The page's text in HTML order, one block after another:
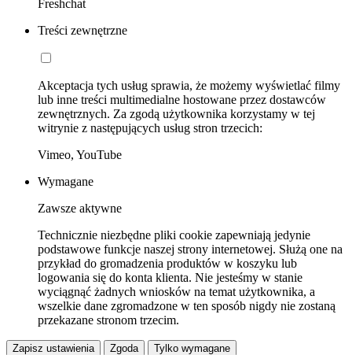
Freshchat
Treści zewnętrzne
Akceptacja tych usług sprawia, że możemy wyświetlać filmy
lub inne treści multimedialne hostowane przez dostawców
zewnętrznych. Za zgodą użytkownika korzystamy w tej
witrynie z następujących usług stron trzecich:
Vimeo, YouTube
Wymagane
Zawsze aktywne
Technicznie niezbędne pliki cookie zapewniają jedynie
podstawowe funkcje naszej strony internetowej. Służą one na
przykład do gromadzenia produktów w koszyku lub
logowania się do konta klienta. Nie jesteśmy w stanie
wyciągnąć żadnych wniosków na temat użytkownika, a
wszelkie dane zgromadzone w ten sposób nigdy nie zostaną
przekazane stronom trzecim.
Zapisz ustawienia Zgoda Tylko wymagane